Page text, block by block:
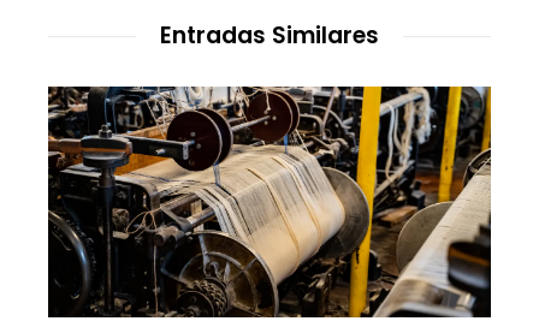
Entradas Similares